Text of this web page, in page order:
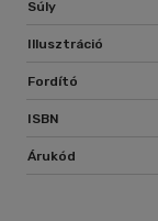
Súly
Illusztráció
Fordító
ISBN
Árukód